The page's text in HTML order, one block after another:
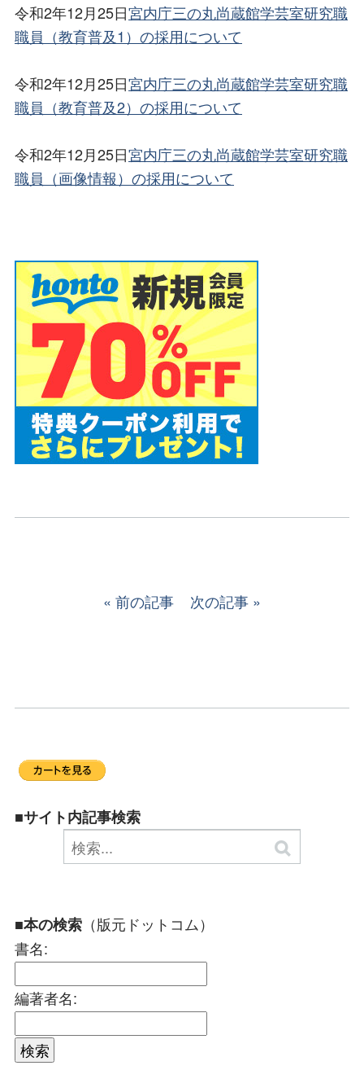
令和2年12月25日宮内庁三の丸尚蔵館学芸室研究職
職員（教育普及1）の採用について
令和2年12月25日宮内庁三の丸尚蔵館学芸室研究職
職員（教育普及2）の採用について
令和2年12月25日宮内庁三の丸尚蔵館学芸室研究職
職員（画像情報）の採用について
前の記事 次の記事
■サイト内記事検索
■本の検索 （版元ドットコム）
書名:
編著者名: